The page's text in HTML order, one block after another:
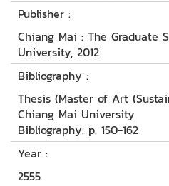
Publisher :
Chiang Mai : The Graduate
University, 2012
Bibliography :
Thesis (Master of Art
Chiang Mai University
Bibliography: p. 150-162
Year :
2555